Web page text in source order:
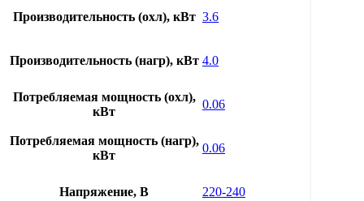
Производительность (охл), кВт 3.6
Производительность (нагр), кВт 4.0
Потребляемая мощность (охл),
кВт
0.06
Потребляемая мощность (нагр),
кВт
0.06
Напряжение, В 220-240